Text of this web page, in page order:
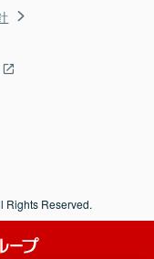
Rights Reserved.